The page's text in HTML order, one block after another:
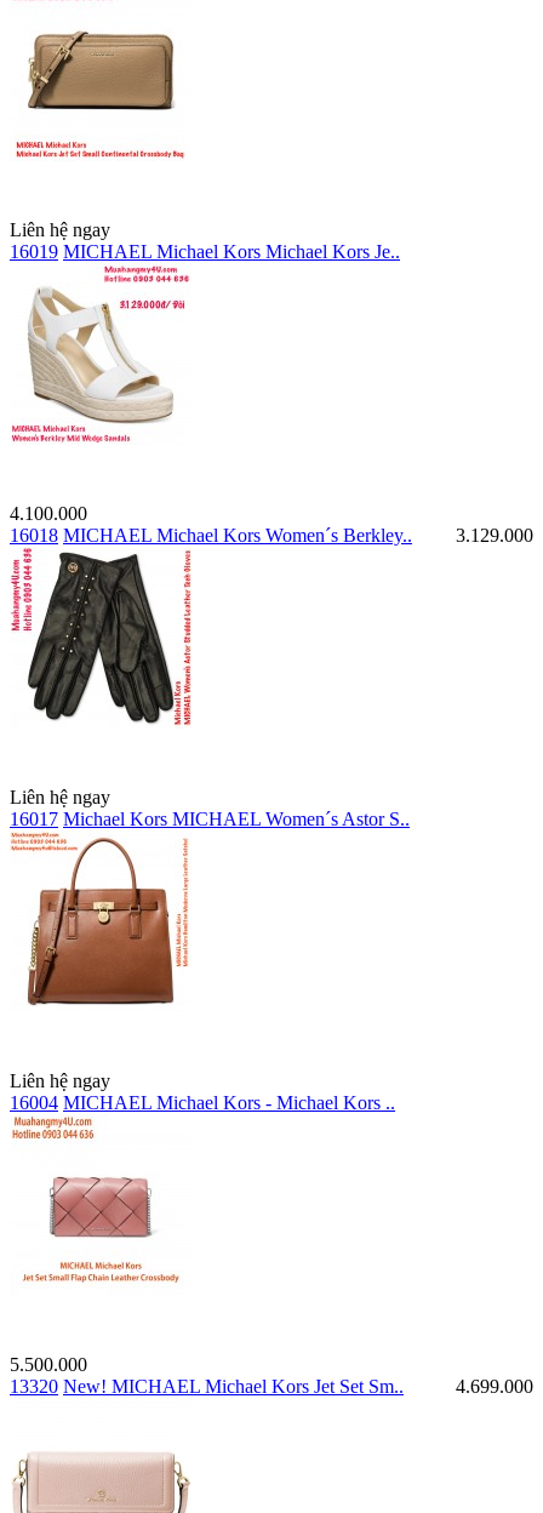
Liên hệ ngay
16019 MICHAEL Michael Kors Michael Kors Je..
4.100.000
3.129.000
16018 MICHAEL Michael Kors Women´s Berkley..
Liên hệ ngay
16017 Michael Kors MICHAEL Women´s Astor S..
Liên hệ ngay
16004 MICHAEL Michael Kors - Michael Kors ..
5.500.000
4.699.000
13320 New! MICHAEL Michael Kors Jet Set Sm..